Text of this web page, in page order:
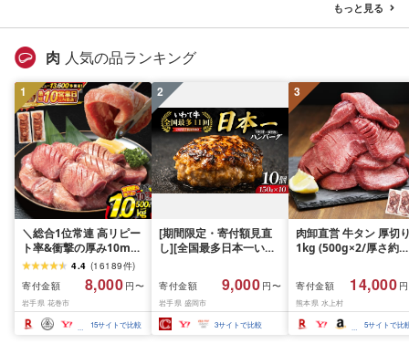
もっと見る
肉 人気の品ランキング
1
＼総合1位常連 高リピー
ト率&衝撃の厚み10mm
厚切り牛タン 塩味/ ≪ス
ピード発送!!10営業日以
内発送≫ 選べる内容量
500g / 1kg 定期便 毎月
届く 牛肉 肉 BBQ ふるさ
と 人気 ランキング 岩手
4.4 (16189件)
寄付金額
8,000 円〜
岩手県 花巻市
15サイトで比較
2
[期間限定・寄付額見直
し][全国最多日本一いわ
1.5kg(150g×10個) いわ
て牛 × 岩中豚 ハンバー
グ 合挽き 合い挽き 黒毛
和牛 人気 冷凍 個包装 小
分け 冷凍 牛肉 豚肉 和牛
寄付金額 9,000 円〜
岩手県 盛岡市
3サイトで比較
3
肉卸直営 牛タン 厚切
1kg (500g×2/厚さ約
牛肉 焼肉 冷凍 スライ
業務用 バーベキュー
BBQ おつまみ ギフト
祝い お中元 夏ギフト
寄付金額 14,000
熊本県 水上村
5サイトで比